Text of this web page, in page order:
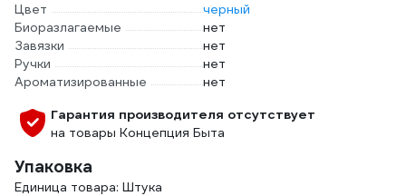
Цвет
черный
Биоразлагаемые
нет
Завязки
нет
Ручки
нет
Ароматизированные
нет
Гарантия производителя отсутствует
на товары Концепция Быта
Упаковка
Единица товара: Штука